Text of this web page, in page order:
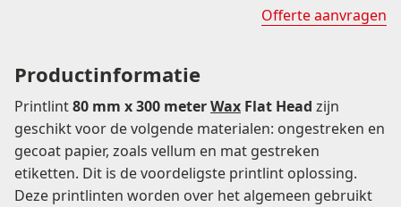
Offerte aanvragen
Productinformatie
Printlint80 mm x 300 meterWax Flat Head zijn
geschikt voor de volgende materialen: ongestreken en
gecoat papier, zoals vellum en mat gestreken
etiketten. Dit is de voordeligste printlint oplossing.
Deze printlinten worden over het algemeen gebruikt